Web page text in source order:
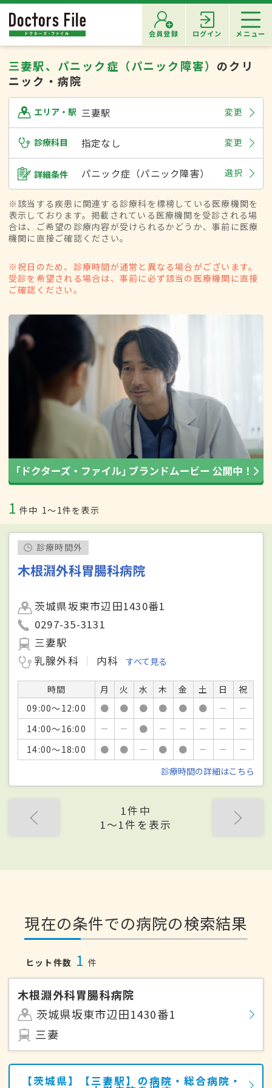
会員登録 ログイン メニュー
三妻駅、パニック症（パニック障害） のクリ
ニック・病院
エリア・駅 三妻駅 変更
診療科目 指定なし 変更
詳細条件 パニック症（パニック障害） 選択
※該当する疾患に関連する診療科を標榜している医療機関を
表示しております。掲載されている医療機関を受診される場
合は、ご希望の診療内容が受けられるかどうか、事前に医療
機関に直接ご確認ください。
※祝日のため、診療時間が通常と異なる場合がございます。
受診を希望される場合は、事前に必ず該当の医療機関に直接
ご確認ください。
1 件中 1〜1件を表示
診療時間外
木根淵外科胃腸科病院
茨城県坂東市辺田1430番1
0297-35-3131
三妻駅
乳腺外科
内科 すべて見る
時間 月 火 水 木 金 土 日
祝
09:00～12:00
● ● ● ● ● ● －
－
14:00～16:00
－ － ● － － － －
－
14:00～18:00
● ● － ● ● － －
－
診療時間の詳細はこちら
1件中
1〜1件を表示
現在の条件での病院の検索結果
ヒット件数 1 件
木根淵外科胃腸科病院
茨城県坂東市辺田1430番1
三妻
【茨城県】【三妻駅】の病院・総合病院・